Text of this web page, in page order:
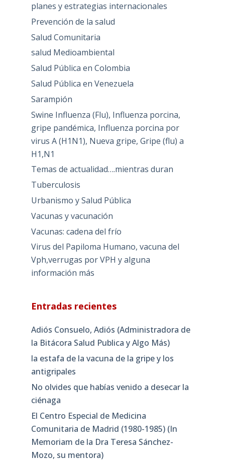
planes y estrategias internacionales
Prevención de la salud
Salud Comunitaria
salud Medioambiental
Salud Pública en Colombia
Salud Pública en Venezuela
Sarampión
Swine Influenza (Flu), Influenza porcina,
gripe pandémica, Influenza porcina por
virus A (H1N1), Nueva gripe, Gripe (flu) a
H1,N1
Temas de actualidad….mientras duran
Tuberculosis
Urbanismo y Salud Pública
Vacunas y vacunación
Vacunas: cadena del frío
Virus del Papiloma Humano, vacuna del
Vph,verrugas por VPH y alguna
información más
Entradas recientes
Adiós Consuelo, Adiós (Administradora de
la Bitácora Salud Publica y Algo Más)
la estafa de la vacuna de la gripe y los
antigripales
No olvides que habías venido a desecar la
ciénaga
El Centro Especial de Medicina
Comunitaria de Madrid (1980-1985) (In
Memoriam de la Dra Teresa Sánchez-
Mozo, su mentora)